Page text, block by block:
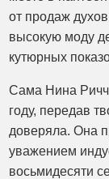
от продаж
высокую моду
кутюрных
Сама Нина
году, передав
доверяла. Она
уважением
восьмидесяти